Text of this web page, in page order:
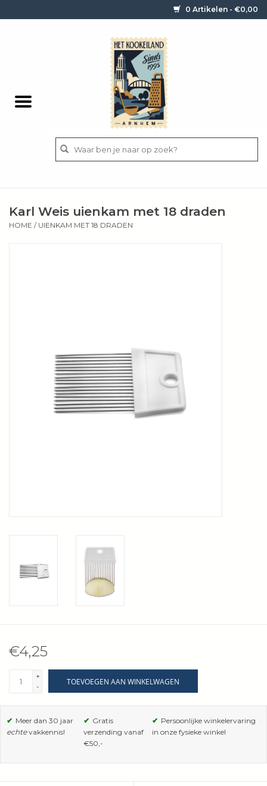
0 Artikelen - €0,00
Bestek
Aanbiedingen ✅
Karl Weis uienkam met 18 draden
HOME / UIENKAM MET 18 DRADEN
€4,25
+
-
TOEVOEGEN AAN WINKELWAGEN
✔ Meer dan 30 jaar
echtevakkennis!
✔ Gratis
verzending vanaf
€50,-
✔ Persoonlijke winkelervaring
in onze fysieke winkel